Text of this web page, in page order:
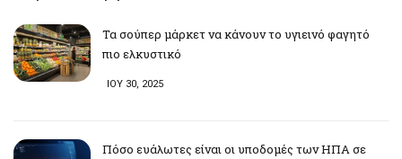
Τα σούπερ μάρκετ να κάνουν το υγιεινό φαγητό
πιο ελκυστικό
ΙΟΥ 30, 2025
Πόσο ευάλωτες είναι οι υποδομές των ΗΠΑ σε